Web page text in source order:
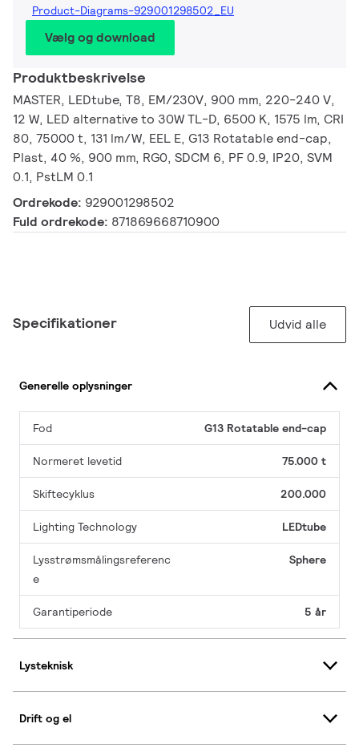
Product-Diagrams-929001298502_EU
Vælg og download
Produktbeskrivelse
MASTER, LEDtube, T8, EM/230V, 900 mm, 220-240 V,
12 W, LED alternative to 30W TL-D, 6500 K, 1575 lm, CRI
80, 75000 t, 131 lm/W, EEL E, G13 Rotatable end-cap,
Plast, 40 %, 900 mm, RG0, SDCM 6, PF 0.9, IP20, SVM
0.1, PstLM 0.1
Ordrekode: 929001298502
Fuld ordrekode: 871869668710900
Specifikationer Udvid alle
Generelle oplysninger
Fod G13 Rotatable end-cap
Normeret levetid 75.000 t
Skiftecyklus 200.000
Lighting Technology LEDtube
Lysstrømsmålingsreferenc
e
Sphere
Garantiperiode 5 år
Lysteknisk
Drift og el